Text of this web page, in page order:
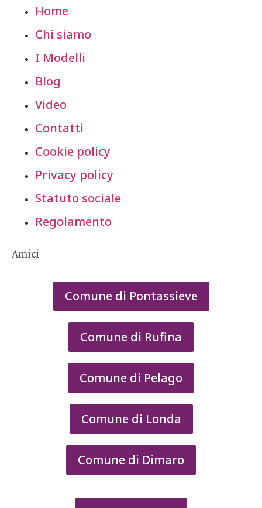
Home
Chi siamo
I Modelli
Blog
Video
Contatti
Cookie policy
Privacy policy
Statuto sociale
Regolamento
Amici
Comune di Pontassieve
Comune di Rufina
Comune di Pelago
Comune di Londa
Comune di Dimaro